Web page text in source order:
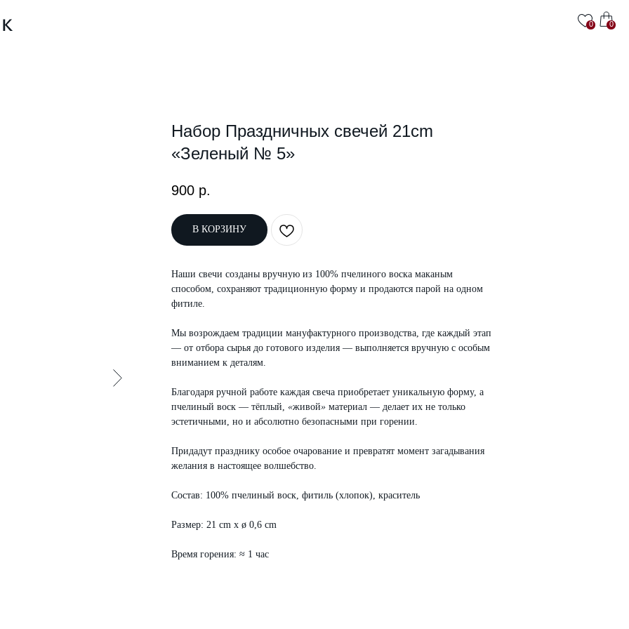
0
0
Набор Праздничных свечей 21cm
«Зеленый № 5»
900 р.
В КОРЗИНУ
Наши свечи созданы вручную из 100% пчелиного воска маканым
способом, сохраняют традиционную форму и продаются парой на одном
фитиле.
Мы возрождаем традиции мануфактурного производства, где каждый этап
— от отбора сырья до готового изделия — выполняется вручную с особым
вниманием к деталям.
Благодаря ручной работе каждая свеча приобретает уникальную форму, а
пчелиный воск — тёплый, «живой» материал — делает их не только
эстетичными, но и абсолютно безопасными при горении.
Придадут празднику особое очарование и превратят момент загадывания
желания в настоящее волшебство.
Состав: 100% пчелиный воск, фитиль (хлопок), краситель
Размер: 21 cm x ø 0,6 cm
Время горения: ≈ 1 час